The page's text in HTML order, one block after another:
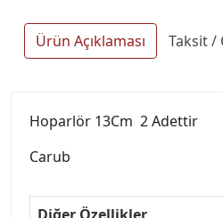
Ürün Açıklaması Taksit /
Hoparlör 13Cm 2 Adettir
Carub